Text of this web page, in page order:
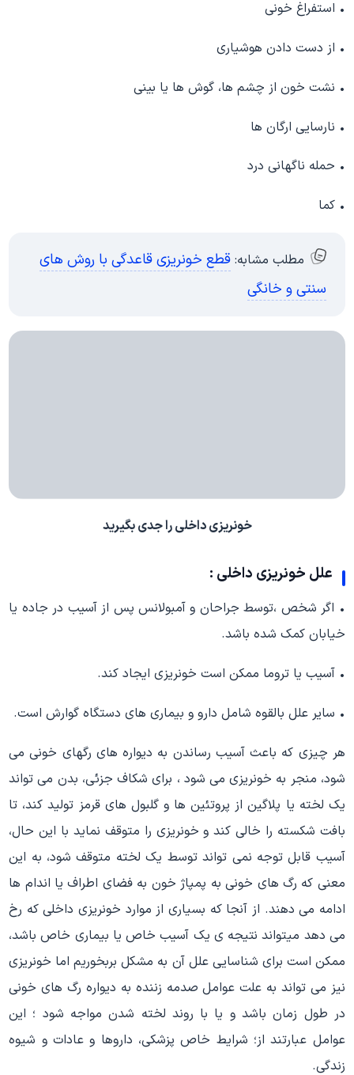
• استفراغ خونی
• از دست دادن هوشیاری
• نشت خون از چشم ها، گوش ها یا بینی
• نارسایی ارگان ها
• حمله ناگهانی درد
• کما
مطلب مشابه:قطع خونریزی قاعدگی با روش های
سنتی و خانگی
خونریزی داخلی را جدی بگیرید
علل خونریزی داخلی :
• اگر شخص ،توسط جراحان و آمبولانس پس از آسیب در جاده یا
خیابان کمک شده باشد.
• آسیب یا تروما ممکن است خونریزی ایجاد کند.
• سایر علل بالقوه شامل دارو و بیماری های دستگاه گوارش است.
هر چیزی که باعث آسیب رساندن به دیواره های رگهای خونی می
شود، منجر به خونریزی می شود ، برای شکاف جزئی، بدن می تواند
یک لخته یا پلاگین از پروتئین ها و گلبول های قرمز تولید کند، تا
بافت شکسته را خالی کند و خونریزی را متوقف نماید با این حال،
آسیب قابل توجه نمی تواند توسط یک لخته متوقف شود، به این
معنی که رگ های خونی به پمپاژ خون به فضای اطراف یا اندام ها
ادامه می دهند. از آنجا که بسیاری از موارد خونریزی داخلی که رخ
می دهد میتواند نتیجه ی یک آسیب خاص یا بیماری خاص باشد،
ممکن است برای شناسایی علل آن به مشکل بربخوریم اما خونریزی
نیز می تواند به علت عوامل صدمه زننده به دیواره رگ های خونی
در طول زمان باشد و یا با روند لخته شدن مواجه شود ؛ این
عوامل عبارتند از؛ شرایط خاص پزشکی، داروها و عادات و شیوه
زندگی.